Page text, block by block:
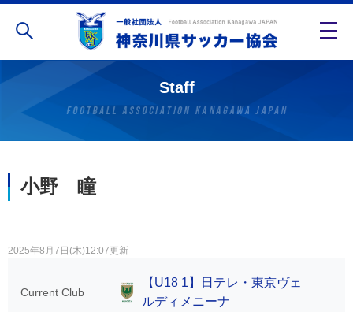
Staff
小野 瞳
2025年8月7日(木)12:07更新
Current Club
【U18 1】日テレ・東京ヴェ
ルディメニーナ